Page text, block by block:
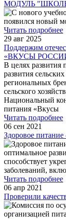
МОДУЛЬ
С нового
появился новый
Читать подробнее
29 авг 2025
Поддержим
«ВКУСЫ
В целях развития
развития
региональных
сельского
Национальный
питания «Вкусы
Читать подробнее
06 сен 2021
Здоровое питание
Здоровое
оптимальное
способствует
заболеваний,
Читать подробнее
06 апр 2021
Проверили
Комиссия по
организацией